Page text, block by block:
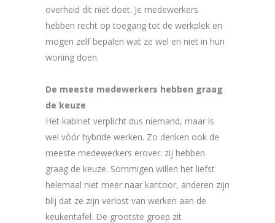
overheid dit niet doet. Je medewerkers
hebben recht op toegang tot de werkplek en
mogen zelf bepalen wat ze wel en niet in hun
woning doen.
De meeste medewerkers hebben graag
de keuze
Het kabinet verplicht dus niemand, maar is
wel vóór hybride werken. Zo denken ook de
meeste medewerkers erover: zij hebben
graag de keuze. Sommigen willen het liefst
helemaal niet meer naar kantoor, anderen zijn
blij dat ze zijn verlost van werken aan de
keukentafel. De grootste groep zit